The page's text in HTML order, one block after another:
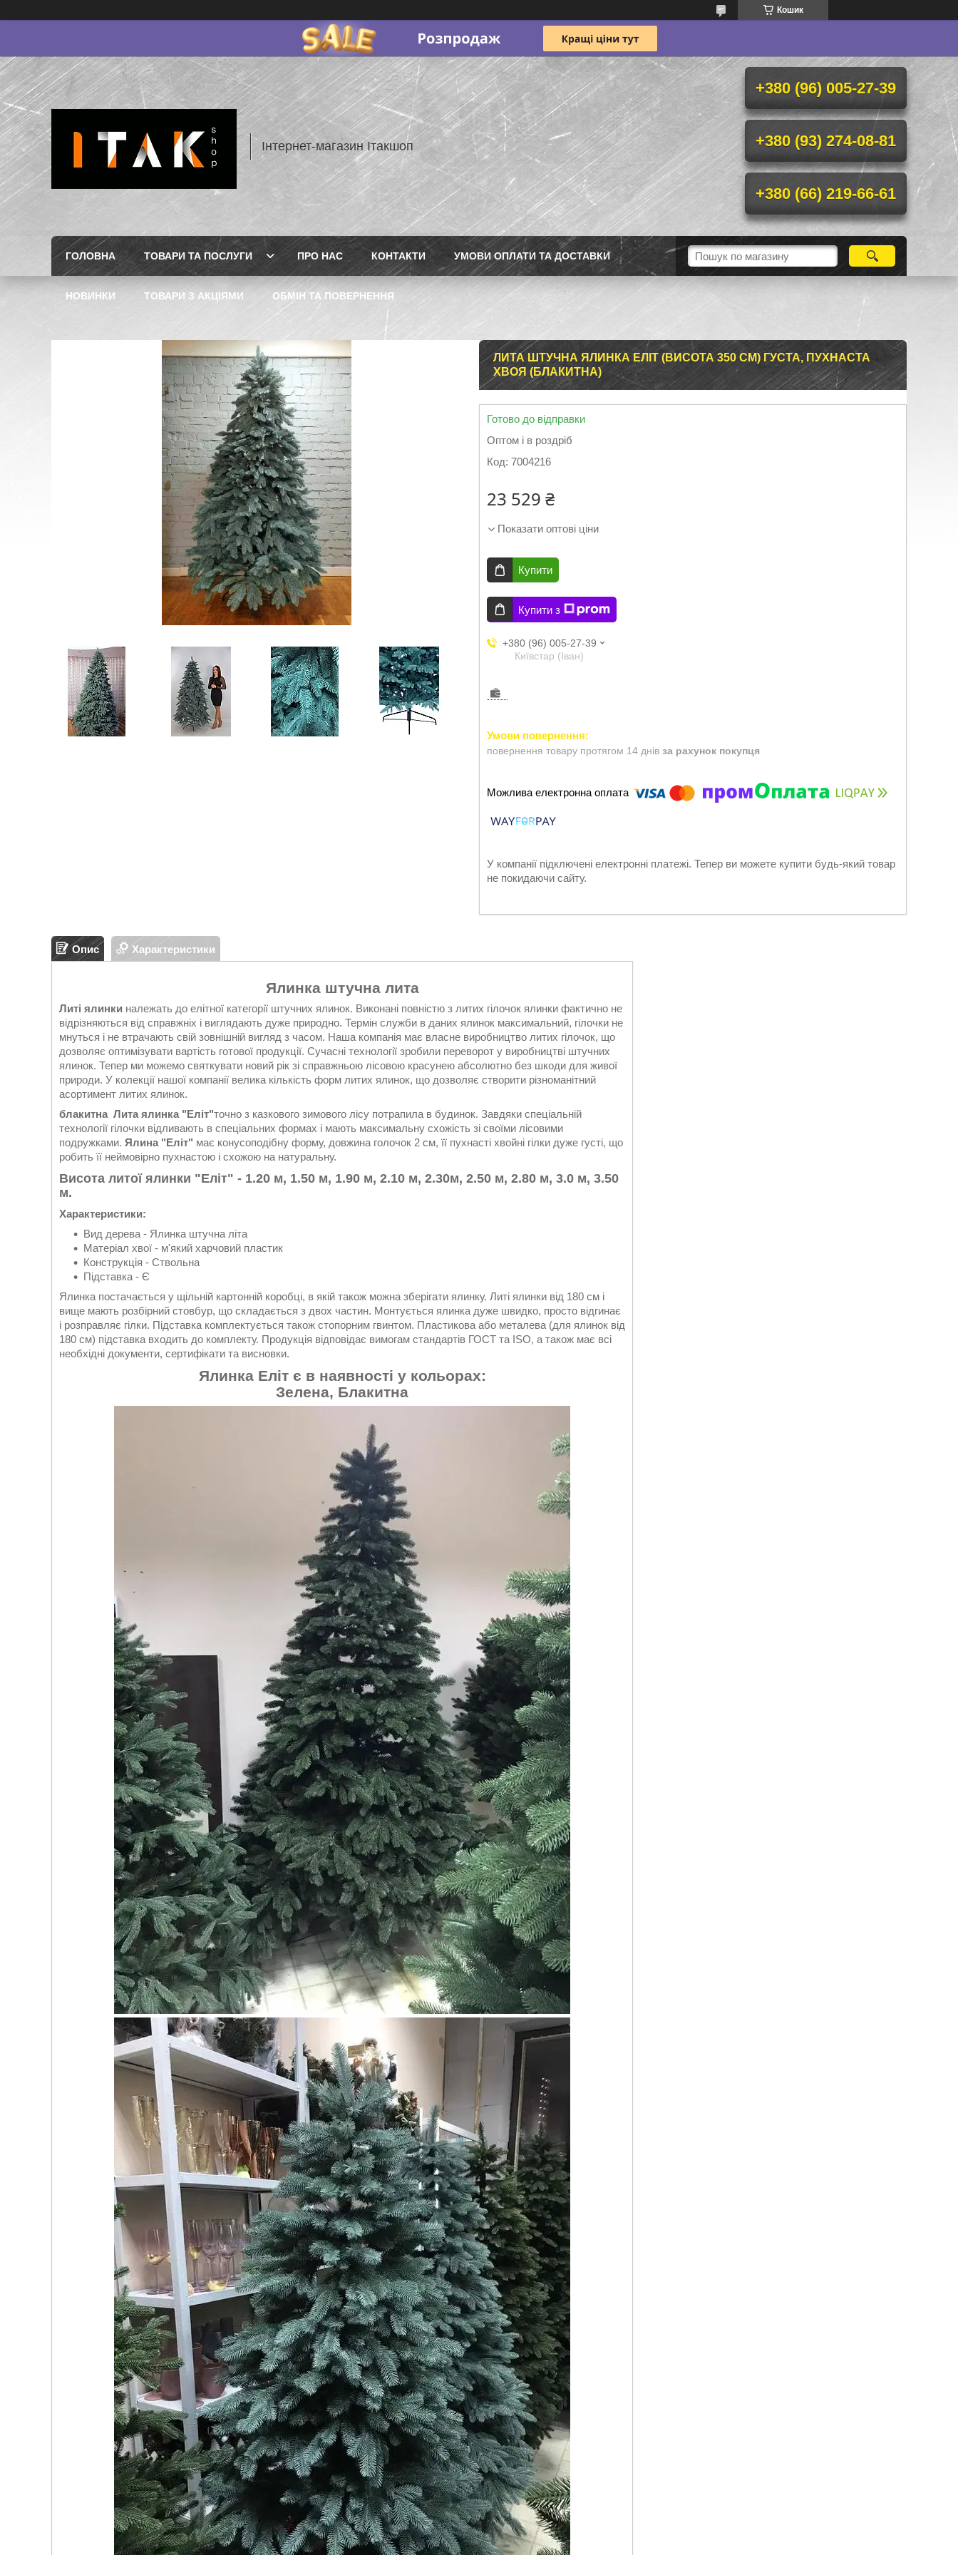
Кошик
Інтернет-магазин Ітакшоп
+380 (96) 005-27-39
+380 (93) 274-08-81
+380 (66) 219-66-61
ГОЛОВНА ТОВАРИ ТА ПОСЛУГИ ПРО НАС КОНТАКТИ УМОВИ ОПЛАТИ ТА ДОСТАВКИ
НОВИНКИ ТОВАРИ З АКЦІЯМИ ОБМІН ТА ПОВЕРНЕННЯ
ЛИТА ШТУЧНА ЯЛИНКА ЕЛІТ (ВИСОТА 350 СМ) ГУСТА, ПУХНАСТА
ХВОЯ (БЛАКИТНА)
Готово до відправки
Оптом і в роздріб
Код: 7004216
23 529 ₴
Показати оптові ціни
Купити
Купити з
+380 (96) 005-27-39
Київстар (Іван)
повернення товару протягом 14 днів за рахунок покупця
У компанії підключені електронні платежі. Тепер ви можете купити будь-який товар
не покидаючи сайту.
Опис Характеристики
Ялинка штучна лита
Литі ялинки належать до елітної категорії штучних ялинок. Виконані повністю з литих гілочок ялинки фактично не
відрізняються від справжніх і виглядають дуже природно. Термін служби в даних ялинок максимальний, гілочки не
мнуться і не втрачають свій зовнішній вигляд з часом. Наша компанія має власне виробництво литих гілочок, що
дозволяє оптимізувати вартість готової продукції. Сучасні технології зробили переворот у виробництві штучних
ялинок. Тепер ми можемо святкувати новий рік зі справжньою лісовою красунею абсолютно без шкоди для живої
природи. У колекції нашої компанії велика кількість форм литих ялинок, що дозволяє створити різноманітний
асортимент литих ялинок.
блакитна Лита ялинка "Еліт"точно з казкового зимового лісу потрапила в будинок. Завдяки спеціальній
технології гілочки відливають в спеціальних формах і мають максимальну схожість зі своїми лісовими
подружками. Ялина "Еліт" має конусоподібну форму, довжина голочок 2 см, її пухнасті хвойні гілки дуже густі, що
робить її неймовірно пухнастою і схожою на натуральну.
Висота литої ялинки "Еліт" - 1.20 м, 1.50 м, 1.90 м, 2.10 м, 2.30м, 2.50 м, 2.80 м, 3.0 м, 3.50
м.
Характеристики:
Вид дерева - Ялинка штучна літа
Матеріал хвої - м'який харчовий пластик
Конструкція - Ствольна
Підставка - Є
Ялинка постачається у щільній картонній коробці, в якій також можна зберігати ялинку. Литі ялинки від 180 см і
вище мають розбірний стовбур, що складається з двох частин. Монтується ялинка дуже швидко, просто відгинає
і розправляє гілки. Підставка комплектується також стопорним гвинтом. Пластикова або металева (для ялинок від
180 см) підставка входить до комплекту. Продукція відповідає вимогам стандартів ГОСТ та ISO, а також має всі
необхідні документи, сертифікати та висновки.
Ялинка Еліт є в наявності у кольорах:
Зелена, Блакитна